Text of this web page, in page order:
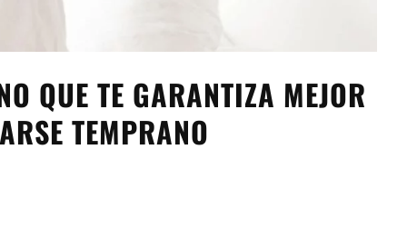
QUE TE GARANTIZA MEJOR
TEMPRANO